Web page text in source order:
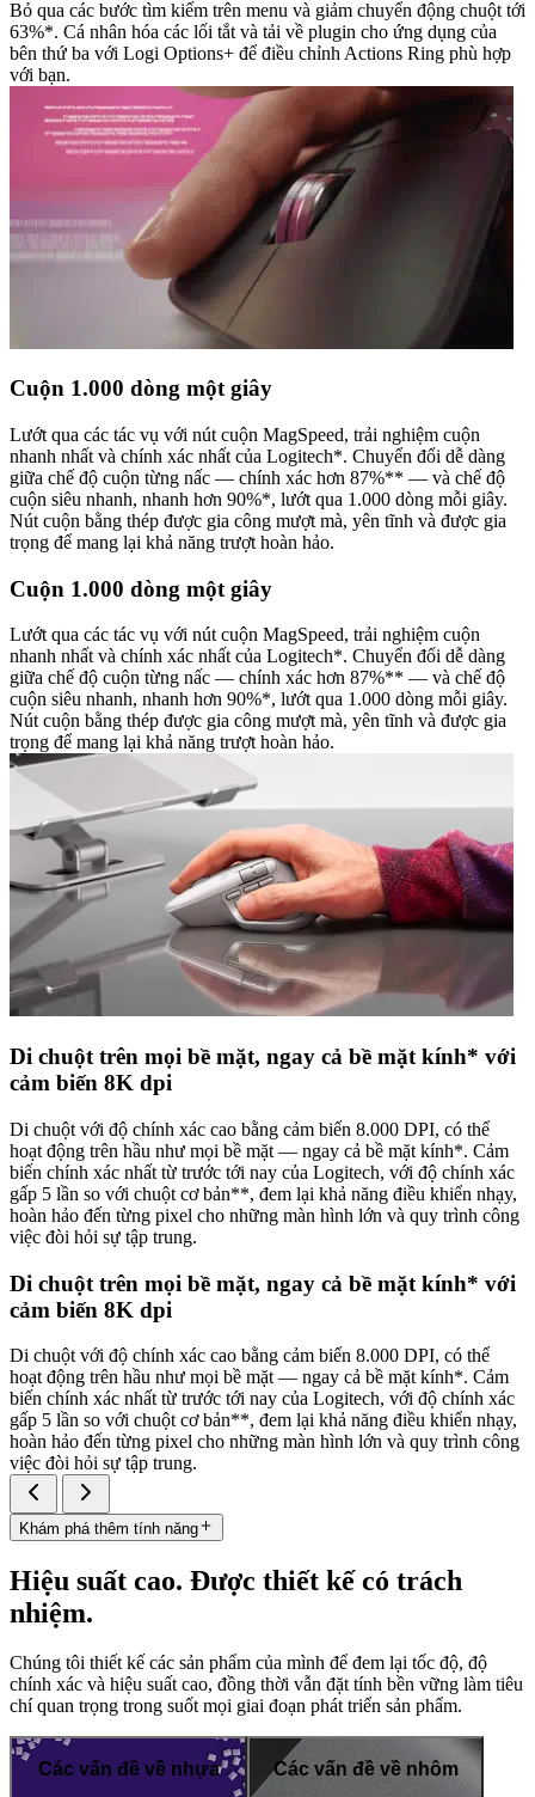
Bỏ qua các bước tìm kiếm trên menu và giảm chuyển động chuột tới
63%*. Cá nhân hóa các lối tắt và tải về plugin cho ứng dụng của
bên thứ ba với Logi Options+ để điều chỉnh Actions Ring phù hợp
với bạn.
Cuộn 1.000 dòng một giây
Lướt qua các tác vụ với nút cuộn MagSpeed, trải nghiệm cuộn
nhanh nhất và chính xác nhất của Logitech*. Chuyển đổi dễ dàng
giữa chế độ cuộn từng nấc — chính xác hơn 87%** — và chế độ
cuộn siêu nhanh, nhanh hơn 90%*, lướt qua 1.000 dòng mỗi giây.
Nút cuộn bằng thép được gia công mượt mà, yên tĩnh và được gia
trọng để mang lại khả năng trượt hoàn hảo.
Cuộn 1.000 dòng một giây
Lướt qua các tác vụ với nút cuộn MagSpeed, trải nghiệm cuộn
nhanh nhất và chính xác nhất của Logitech*. Chuyển đổi dễ dàng
giữa chế độ cuộn từng nấc — chính xác hơn 87%** — và chế độ
cuộn siêu nhanh, nhanh hơn 90%*, lướt qua 1.000 dòng mỗi giây.
Nút cuộn bằng thép được gia công mượt mà, yên tĩnh và được gia
trọng để mang lại khả năng trượt hoàn hảo.
Di chuột trên mọi bề mặt, ngay cả bề mặt kính* với
cảm biến 8K dpi
Di chuột với độ chính xác cao bằng cảm biến 8.000 DPI, có thể
hoạt động trên hầu như mọi bề mặt — ngay cả bề mặt kính*. Cảm
biến chính xác nhất từ trước tới nay của Logitech, với độ chính xác
gấp 5 lần so với chuột cơ bản**, đem lại khả năng điều khiển nhạy,
hoàn hảo đến từng pixel cho những màn hình lớn và quy trình công
việc đòi hỏi sự tập trung.
Di chuột trên mọi bề mặt, ngay cả bề mặt kính* với
cảm biến 8K dpi
Di chuột với độ chính xác cao bằng cảm biến 8.000 DPI, có thể
hoạt động trên hầu như mọi bề mặt — ngay cả bề mặt kính*. Cảm
biến chính xác nhất từ trước tới nay của Logitech, với độ chính xác
gấp 5 lần so với chuột cơ bản**, đem lại khả năng điều khiển nhạy,
hoàn hảo đến từng pixel cho những màn hình lớn và quy trình công
việc đòi hỏi sự tập trung.
Khám phá thêm tính năng
Hiệu suất cao. Được thiết kế có trách
nhiệm.
Chúng tôi thiết kế các sản phẩm của mình để đem lại tốc độ, độ
chính xác và hiệu suất cao, đồng thời vẫn đặt tính bền vững làm tiêu
chí quan trọng trong suốt mọi giai đoạn phát triển sản phẩm.
Các vấn đề về nhựa Các vấn đề về nhôm